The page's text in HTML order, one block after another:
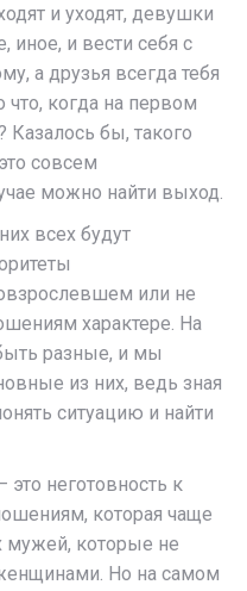
и уходят, девушки
иное, и вести себя с
а друзья всегда тебя
что, когда на первом
бы, такого
совсем
можно найти выход.
всех будут
или не
характере. На
разные, и мы
из них, ведь зная
ситуацию и найти
неготовность к
которая чаще
мужей, которые не
Но на самом